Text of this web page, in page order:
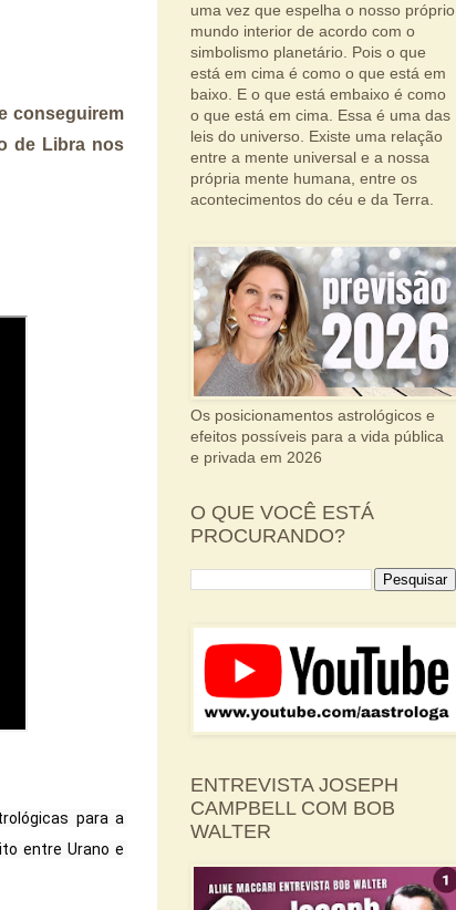
conseguirem
de Libra nos
para a
entre Urano e
uma vez que espelha o nosso próprio
mundo interior de acordo com o
simbolismo planetário. Pois o que
está em cima é como o que está em
baixo. E o que está embaixo é como
o que está em cima. Essa é uma das
leis do universo. Existe uma relação
entre a mente universal e a nossa
própria mente humana, entre os
acontecimentos do céu e da Terra.
Os posicionamentos astrológicos e
efeitos possíveis para a vida pública
e privada em 2026
O QUE VOCÊ ESTÁ
PROCURANDO?
ENTREVISTA JOSEPH
CAMPBELL COM BOB
WALTER